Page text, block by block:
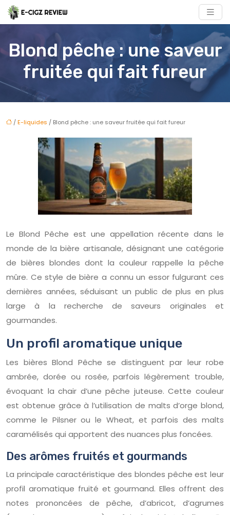
Blond pêche : une saveur
fruitée qui fait fureur
/E-liquides / Blond pêche : une saveur fruitée qui fait fureur
Le Blond Pêche est une appellation récente dans le
monde de la bière artisanale, désignant une catégorie
de bières blondes dont la couleur rappelle la pêche
mûre. Ce style de bière a connu un essor fulgurant ces
dernières années, séduisant un public de plus en plus
large à la recherche de saveurs originales et
gourmandes.
Un profil aromatique unique
Les bières Blond Pêche se distinguent par leur robe
ambrée, dorée ou rosée, parfois légèrement trouble,
évoquant la chair d’une pêche juteuse. Cette couleur
est obtenue grâce à l’utilisation de malts d’orge blond,
comme le Pilsner ou le Wheat, et parfois des malts
caramélisés qui apportent des nuances plus foncées.
Des arômes fruités et gourmands
La principale caractéristique des blondes pêche est leur
profil aromatique fruité et gourmand. Elles offrent des
notes prononcées de pêche, d’abricot, d’agrumes